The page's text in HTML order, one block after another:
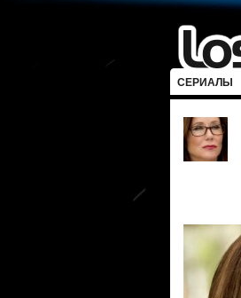
СЕРИАЛЫ